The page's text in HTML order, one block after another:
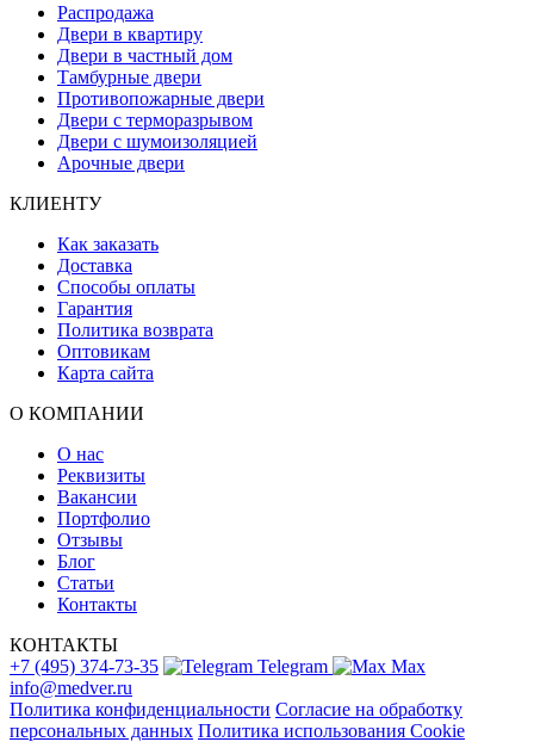
Распродажа
Двери в квартиру
Двери в частный дом
Тамбурные двери
Противопожарные двери
Двери с терморазрывом
Двери с шумоизоляцией
Арочные двери
КЛИЕНТУ
Как заказать
Доставка
Способы оплаты
Гарантия
Политика возврата
Оптовикам
Карта сайта
О КОМПАНИИ
О нас
Реквизиты
Вакансии
Портфолио
Отзывы
Блог
Статьи
Контакты
КОНТАКТЫ
+7 (495) 374-73-35
Telegram
Max
info@medver.ru
Политика конфиденциальности Согласие на обработку
персональных данных Политика использования Cookie